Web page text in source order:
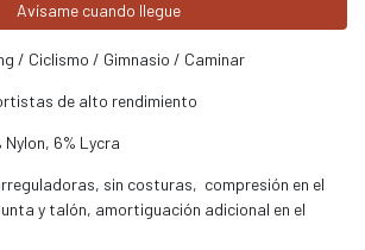
Avísame cuando llegue
/ Ciclismo / Gimnasio / Caminar
de alto rendimiento
Nylon, 6% Lycra
sin costuras, compresión en el
y talón, amortiguación adicional en el